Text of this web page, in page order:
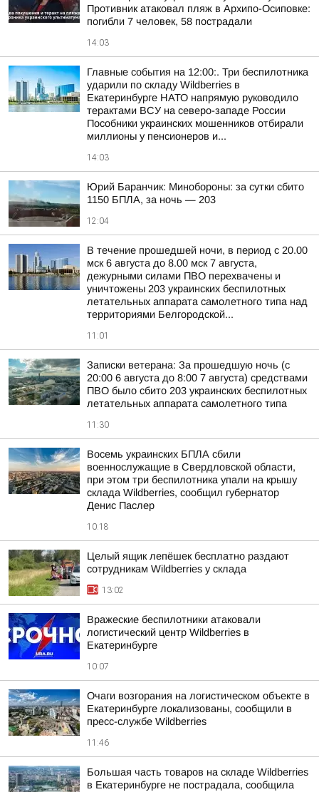
Противник атаковал пляж в Архипо-Осиповке:
погибли 7 человек, 58 пострадали
14:03
Главные события на 12:00:. Три беспилотника
ударили по складу Wildberries в
Екатеринбурге НАТО напрямую руководило
терактами ВСУ на северо-западе России
Пособники украинских мошенников отбирали
миллионы у пенсионеров и...
14:03
Юрий Баранчик: Минобороны: за сутки сбито
1150 БПЛА, за ночь — 203
12:04
В течение прошедшей ночи, в период с 20.00
мск 6 августа до 8.00 мск 7 августа,
дежурными силами ПВО перехвачены и
уничтожены 203 украинских беспилотных
летательных аппарата самолетного типа над
территориями Белгородской...
11:01
Записки ветерана: За прошедшую ночь (с
20:00 6 августа до 8:00 7 августа) средствами
ПВО было сбито 203 украинских беспилотных
летательных аппарата самолетного типа
11:30
Восемь украинских БПЛА сбили
военнослужащие в Свердловской области,
при этом три беспилотника упали на крышу
склада Wildberries, сообщил губернатор
Денис Паслер
10:18
Целый ящик лепёшек бесплатно раздают
сотрудникам Wildberries у склада
13:02
Вражеские беспилотники атаковали
логистический центр Wildberries в
Екатеринбурге
10:07
Очаги возгорания на логистическом объекте в
Екатеринбурге локализованы, сообщили в
пресс-службе Wildberries
11:46
Большая часть товаров на складе Wildberries
в Екатеринбурге не пострадала, сообщила